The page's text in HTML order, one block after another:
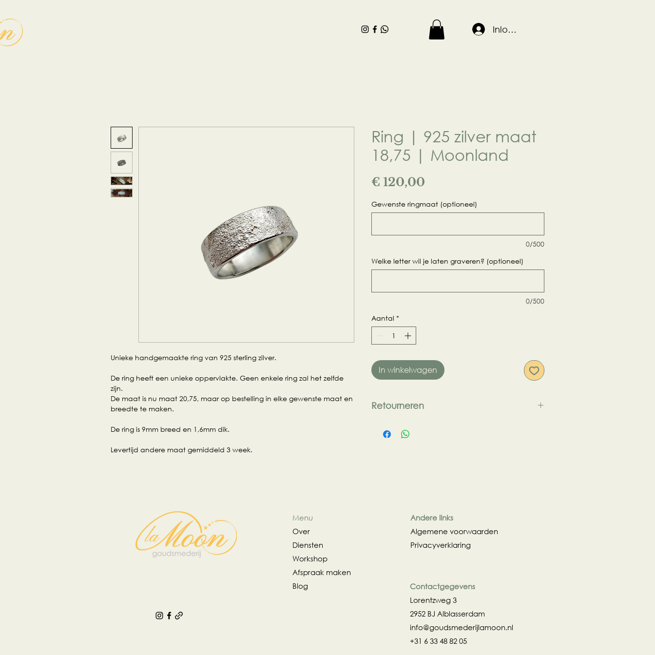
Inloggen
Unieke handgemaakte ring van 925 sterling zilver.
De ring heeft een unieke oppervlakte. Geen enkele ring zal het zelfde
zijn.
De maat is nu maat 20,75, maar op bestelling in elke gewenste maat en
breedte te maken.
De ring is 9mm breed en 1,6mm dik.
Levertijd andere maat gemiddeld 3 week.
Ring | 925 zilver maat
18,75 | Moonland
€ 120,00
Gewenste ringmaat (optioneel)
0/500
Welke letter wil je laten graveren? (optioneel)
0/500
Aantal *
In winkelwagen
Retourneren
verpakking en zonder enige gebruikssporen zal de
Menu
Over
Diensten
Workshop
Afspraak maken
Blog
Andere links
Algemene voorwaarden
Privacyverklaring
Contactgegevens
Lorentzweg 3
2952 BJ Alblasserdam
info@goudsmederijlamoon.nl
+31 6 33 48 82 05